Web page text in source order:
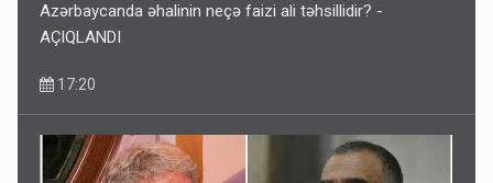
Azərbaycanda əhalinin neçə faizi ali təhsillidir? -
AÇIQLANDI
17:20